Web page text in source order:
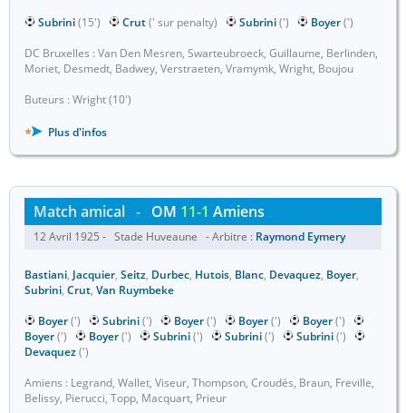
Subrini(15') Crut(' sur penalty) Subrini(') Boyer(')
DC Bruxelles : Van Den Mesren, Swarteubroeck, Guillaume, Berlinden,
Moriet, Desmedt, Badwey, Verstraeten, Vramymk, Wright, Boujou
Buteurs : Wright (10')
Plus d'infos
Match amical - OM 11-1 Amiens
12 Avril 1925 - Stade Huveaune - Arbitre : Raymond Eymery
Bastiani, Jacquier, Seitz, Durbec, Hutois, Blanc, Devaquez, Boyer,
Subrini, Crut, Van Ruymbeke
Boyer(') Subrini(') Boyer(') Boyer(') Boyer(')
Boyer(') Boyer(') Subrini(') Subrini(') Subrini(')
Devaquez(')
Amiens : Legrand, Wallet, Viseur, Thompson, Croudés, Braun, Freville,
Belissy, Pierucci, Topp, Macquart, Prieur